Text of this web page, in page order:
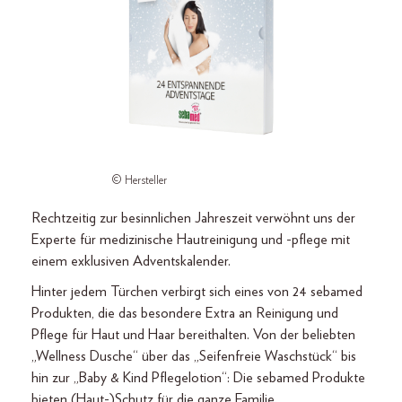
© Hersteller
Rechtzeitig zur besinnlichen Jahreszeit verwöhnt uns der
Experte für medizinische Hautreinigung und -pflege mit
einem exklusiven Adventskalender.
Hinter jedem Türchen verbirgt sich eines von 24 sebamed
Produkten, die das besondere Extra an Reinigung und
Pflege für Haut und Haar bereithalten. Von der beliebten
„Wellness Dusche“ über das „Seifenfreie Waschstück“ bis
hin zur „Baby & Kind Pflegelotion“: Die sebamed Produkte